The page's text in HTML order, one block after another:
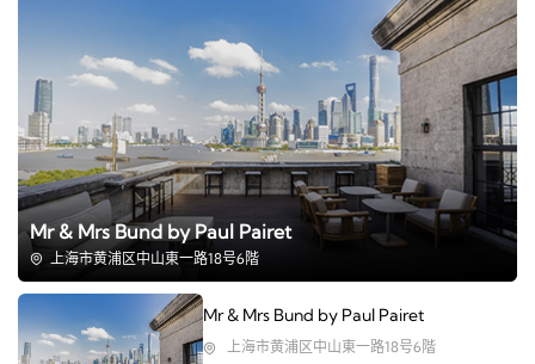
Mr & Mrs Bund by Paul Pairet
上海市黄浦区中山東一路18号6階
Mr & Mrs Bund by Paul Pairet
上海市黄浦区中山東一路18号6階